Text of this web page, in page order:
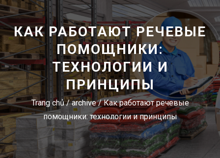
КАК РАБОТАЮТ РЕЧЕВЫЕ
ПОМОЩНИКИ:
ТЕХНОЛОГИИ И
ПРИНЦИПЫ
Trang chủ/archive/Как работают речевые
помощники: технологии и принципы